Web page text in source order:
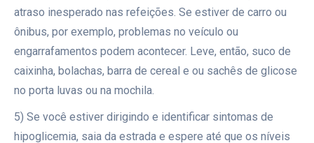
atraso inesperado nas refeições. Se estiver de carro ou
ônibus, por exemplo, problemas no veículo ou
engarrafamentos podem acontecer. Leve, então, suco de
caixinha, bolachas, barra de cereal e ou sachês de glicose
no porta luvas ou na mochila.
5) Se você estiver dirigindo e identificar sintomas de
hipoglicemia, saia da estrada e espere até que os níveis